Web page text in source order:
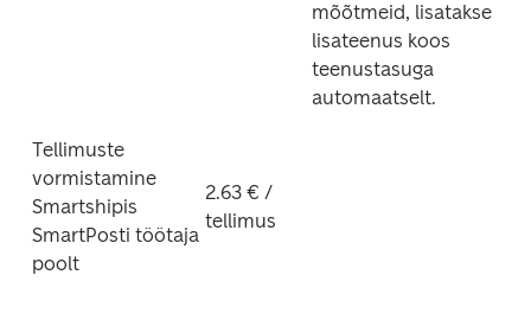
mõõtmeid, lisatakse
lisateenus koos
teenustasuga
automaatselt.
Tellimuste
vormistamine
Smartshipis
SmartPosti töötaja
poolt
2.63 € /
tellimus